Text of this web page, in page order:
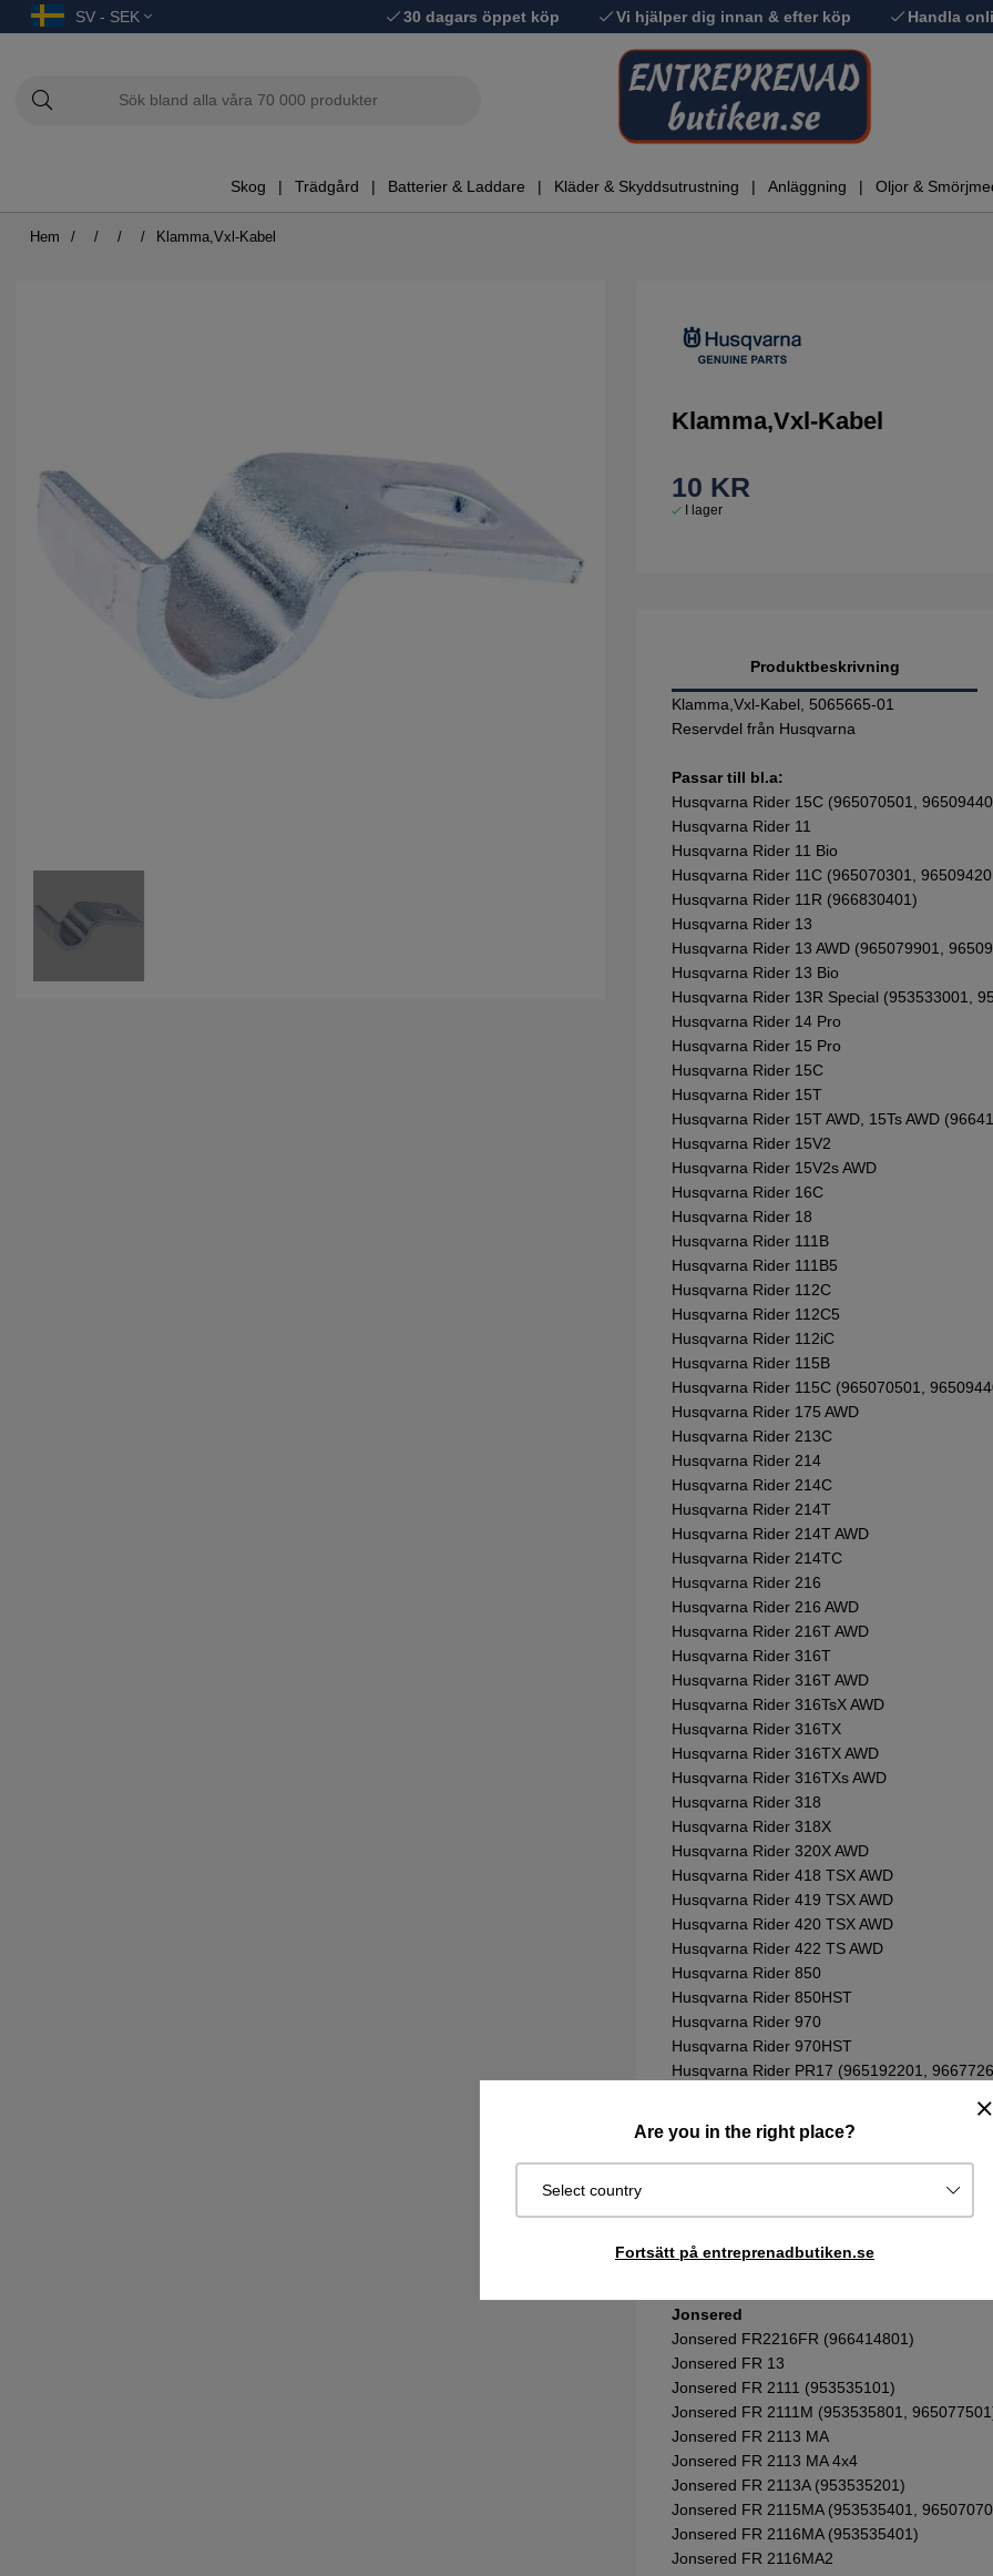
SV - SEK 30 dagars öppet köp Vi hjälper dig innan & efter köp Handla
Skog Trädgård Batterier & Laddare Kläder & Skyddsutrustning Anläggning Oljor &
Are you in the right place?
Select country
Fortsätt på entreprenadbutiken.se
Hem Klamma,Vxl-Kabel
Klamma,Vxl-Kabel
10 KR
I lager
Produktbeskrivning
Klamma,Vxl-Kabel, 5065665-01
Reservdel från Husqvarna
Passar till bl.a:
Husqvarna Rider 15C (965070501,
Husqvarna Rider 11
Husqvarna Rider 11 Bio
Husqvarna Rider 11C (965070301,
Husqvarna Rider 11R (966830401)
Husqvarna Rider 13
Husqvarna Rider 13 AWD (965079901,
Husqvarna Rider 13 Bio
Husqvarna Rider 13R Special (953533001,
Husqvarna Rider 14 Pro
Husqvarna Rider 15 Pro
Husqvarna Rider 15C
Husqvarna Rider 15T
Husqvarna Rider 15T AWD, 15Ts AWD
Husqvarna Rider 15V2
Husqvarna Rider 15V2s AWD
Husqvarna Rider 16C
Husqvarna Rider 18
Husqvarna Rider 111B
Husqvarna Rider 111B5
Husqvarna Rider 112C
Husqvarna Rider 112C5
Husqvarna Rider 112iC
Husqvarna Rider 115B
Husqvarna Rider 115C (965070501,
Husqvarna Rider 175 AWD
Husqvarna Rider 213C
Husqvarna Rider 214
Husqvarna Rider 214C
Husqvarna Rider 214T
Husqvarna Rider 214T AWD
Husqvarna Rider 214TC
Husqvarna Rider 216
Husqvarna Rider 216 AWD
Husqvarna Rider 216T AWD
Husqvarna Rider 316T
Husqvarna Rider 316T AWD
Husqvarna Rider 316TsX AWD
Husqvarna Rider 316TX
Husqvarna Rider 316TX AWD
Husqvarna Rider 316TXs AWD
Husqvarna Rider 318
Husqvarna Rider 318X
Husqvarna Rider 320X AWD
Husqvarna Rider 418 TSX AWD
Husqvarna Rider 419 TSX AWD
Husqvarna Rider 420 TSX AWD
Husqvarna Rider 422 TS AWD
Husqvarna Rider 850
Husqvarna Rider 850HST
Husqvarna Rider 970
Husqvarna Rider 970HST
Husqvarna Rider PR17 (965192201,
Husqvarna Rider PR17 AWD (965192201,
Husqvarna Rider Pro 18 AWD
Husqvarna Rider Proflex 18 (953522401,
Husqvarna Rider Proflex 21
Husqvarna Rider Proflex 1200
Jonsered
Jonsered FR2216FR (966414801)
Jonsered FR 13
Jonsered FR 2111 (953535101)
Jonsered FR 2111M (953535801,
Jonsered FR 2113 MA
Jonsered FR 2113 MA 4x4
Jonsered FR 2113A (953535201)
Jonsered FR 2115MA (953535401,
Jonsered FR 2116MA (953535401)
Jonsered FR 2116MA2